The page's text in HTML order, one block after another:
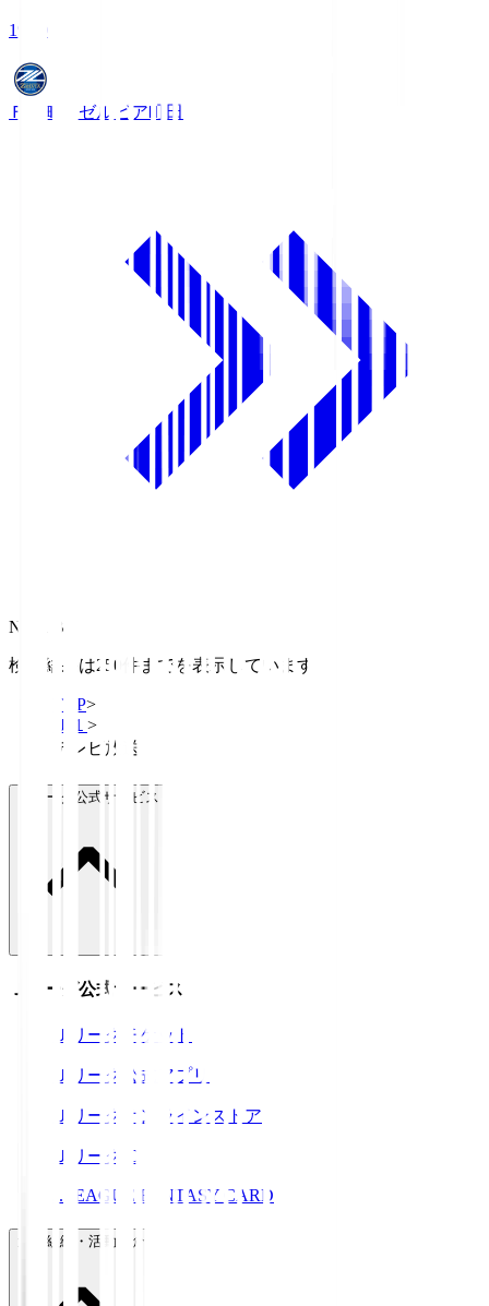
19:00
ＦＣ町田ゼルビア町田
NHK BS
検索結果は250件までを表示しています
TOP>
Ｊ１ >
テレビ放送
Ｊリーグ公式サービス
Ｊリーグ公式サービス
Ｊリーグチケット
Ｊリーグ公式アプリ
Ｊリーグオンラインストア
ＪリーグID
J.LEAGUE FANTASY CARD
運営組織・活動紹介